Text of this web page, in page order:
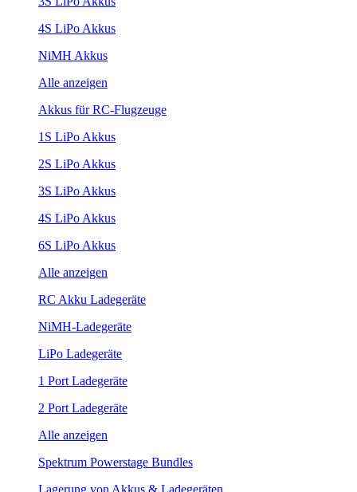
4S LiPo Akkus
NiMH Akkus
Alle anzeigen
Akkus für RC-Flugzeuge
1S LiPo Akkus
2S LiPo Akkus
3S LiPo Akkus
4S LiPo Akkus
6S LiPo Akkus
Alle anzeigen
RC Akku Ladegeräte
NiMH-Ladegeräte
LiPo Ladegeräte
1 Port Ladegeräte
2 Port Ladegeräte
Alle anzeigen
Spektrum Powerstage Bundles
Lagerung von Akkus & Ladegeräten